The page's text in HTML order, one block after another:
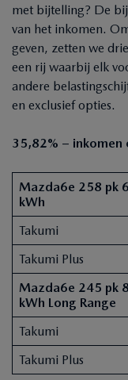
met bijtelling? De
van het inkomen.
geven, zetten we
een rij waarbij elk
andere
en exclusief opties.
35,82% – inkomen
Mazda6e 258 pk
kWh
Takumi
Takumi Plus
Mazda6e 245 pk
kWh Long Range
Takumi
Takumi Plus